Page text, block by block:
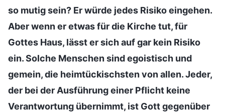
so mutig sein? Er würde jedes Risiko eingehen.
Aber wenn er etwas für die Kirche tut, für
Gottes Haus, lässt er sich auf gar kein Risiko
ein. Solche Menschen sind egoistisch und
gemein, die heimtückischsten von allen. Jeder,
der bei der Ausführung einer Pflicht keine
Verantwortung übernimmt, ist Gott gegenüber